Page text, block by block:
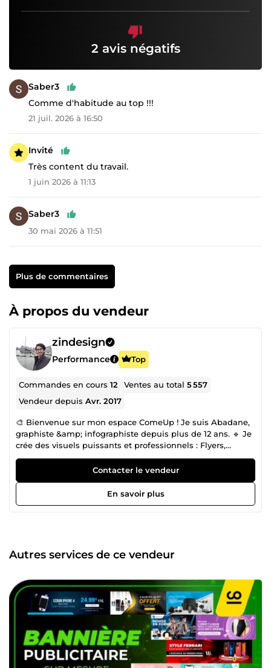
2 avis négatifs
Saber3
Comme d'habitude au top !!!
21 juil. 2026 à 16:50
Invité
Très content du travail.
1 juin 2026 à 11:13
Saber3
30 mai 2026 à 11:51
Plus de commentaires
À propos du vendeur
zindesign
Performance Top
Commandes en cours12 Ventes au total5 557
Vendeur depuisAvr. 2017
🎨 Bienvenue sur mon espace ComeUp ! Je suis Abadane,
graphiste &amp; infographiste depuis plus de 12 ans. 🔹 Je
crée des visuels puissants et professionnels : Flyers,
affiches, miniatures YouTube, bannières, cartes de visite,
visuels Instagram, et bien plus. 🔹 Ma priorité : livrer un
rendu pro, rapide et conforme à 100 % à vos attentes. ➕
Plus de 4200 clients satisfaits me font confiance sur
ComeUp. 📩 N’hésitez pas à me contacter avant la
Contacter le vendeur
En savoir plus
Autres services de ce vendeur